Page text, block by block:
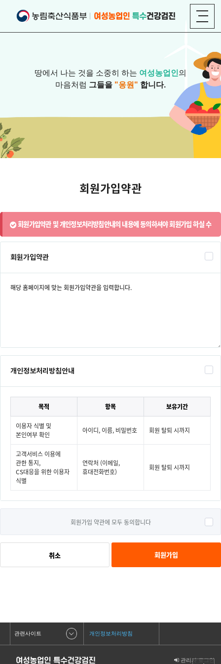
땅에서 나는 것을 소중히 하는 여성농업인의
마음처럼 그들을 "응원" 합니다.
회원가입약관
회원가입약관 및 개인정보처리방침안내의 내용에 동의하셔야 회원가입 하실 수
회원가입약관
개인정보처리방침안내
목적 항목 보유기간
이용자 식별 및
본인여부 확인
아이디, 이름, 비밀번호 회원 탈퇴 시까지
고객서비스 이용에
관한 통지,
CS대응을 위한 이용자
식별
연락처 (이메일,
휴대전화번호)
회원 탈퇴 시까지
회원가입 약관에 모두 동의합니다
취소 회원가입
관련사이트 개인정보처리방침
관리자 로그인